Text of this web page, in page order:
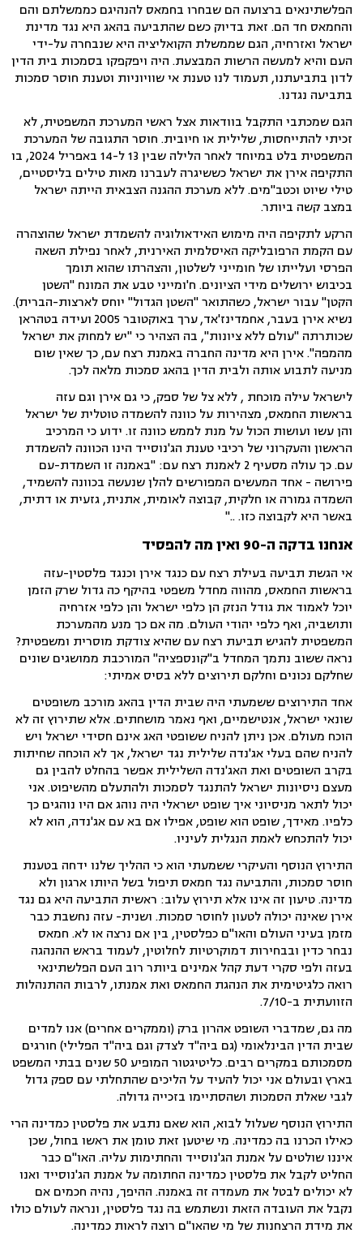
הפלשתינאים ברצועה הם שבחרו בחמאס להנהיגם כממשלתם והם
והחמאס חד הם. זאת בדיוק כשם שהתביעה בהאג היא נגד מדינת
ישראל ואזרחיה, הגם שממשלת הקואליציה היא שנבחרה על-ידי
העם והיא למעשה הרשות המבצעת. היה ויפקפקו בסמכות בית הדין
לדון בתביעתנו, תעמוד לנו טענת אי שוויוניות וטענת חוסר סמכות
בתביעה נגדנו.
הגם שמכתבי התקבל בוודאות אצל ראשי המערכת המשפטית, לא
זכיתי להתייחסות, שלילית או חיובית. חוסר התגובה של המערכת
המשפטית בלט במיוחד לאחר הלילה שבין 13 ל-14 באפריל 2024, בו
התקיפה אירן את ישראל כששיגרה לעברנו מאות טילים בליסטיים,
טילי שיוט וכטב"מים. ללא מערכת ההגנה הצבאית הייתה ישראל
במצב קשה ביותר.
הרקע לתקיפה היה מימוש האידאולוגיה להשמדת ישראל שהוצהרה
עם הקמת הרפובליקה האיסלמית האירנית, לאחר נפילת השאה
הפרסי ועלייתו של חומייני לשלטון, והצהרתו שהוא תומך
בכיבוש ירושלים מידי הציונים. ח'ומייני טבע את המונח "השטן
הקטן" עבור ישראל, כשהתואר "השטן הגדול" יוחס לארצות-הברית).
נשיא אירן בעבר, אחמדינז'אד,ערך באוקטובר 2005
ועידה בטהראן
שכותרתה "עולם ללא ציונות", בה הצהיר כי "יש למחוק את ישראל
מהמפה". אירן היא מדינה החברה באמנת רצח עם, כך שאין שום
מניעה לתבוע אותה ולבית הדין בהאג סמכות מלאה לכך.
לישראל עילה מוכחת , ללא צל של ספק, כי גם אירן וגם עזה
בראשות החמאס, מצהירות על כוונה להשמדה טוטלית של ישראל
והן עשו ועושות הכול על מנת לממש כוונה זו. ידוע כי המרכיב
הראשון והעקרוני של רכיבי טענת הג'נוסייד הינו הכוונה להשמדת
עם. כך עולה מסעיף 2 לאמנת רצח עם: "באמנה זו השמדת-עם
פירושה - אחד המעשים המפורשים להלן שנעשה בכוונה להשמיד,
השמדה גמורה או חלקית, קבוצה לאומית, אתנית, גזעית או דתית,
באשר היא לקבוצה כזו. .."
אנחנו בדקה ה-90 ואין מה להפסיד
אי הגשת תביעה בעילת רצח עם כנגד אירן וכנגד פלסטין-עזה
בראשות החמאס, מהווה מחדל משפטי בהיקף כה גדול שרק הזמן
יוכל לאמוד את גודל הנזק הן כלפי ישראל והן כלפי אזרחיה
ותושביה, ואף כלפי יהודי העולם. מה אם כך מנע מהמערכת
המשפטית להגיש תביעת רצח עם שהיא צודקת מוסרית ומשפטית?
נראה ששוב נתמך המחדל ב"קונספציה" המורכבת ממושגים שונים
שחלקם נכונים וחלקם תירוצים ללא בסיס אמיתי:
אחד התירוצים ששמעתי היה שבית הדין בהאג מורכב משופטים
שונאי ישראל, אנטישמיים, ואף נאמר מושחתים. אלא שתירוץ זה לא
הוכח מעולם. אכן ניתן להניח ששופטי האג אינם חסידי ישראל ויש
להניח שהם בעלי אג'נדה שלילית נגד ישראל, אך לא הוכחה שחיתות
בקרב השופטים ואת האג'נדה השלילית אפשר בהחלט להבין גם
מעצם ניסיונות ישראל להתנגד לסמכות ולהתעלם מהשיפוט. אני
יכול לתאר מניסיוני איך שופט ישראלי היה נוהג אם היו נוהגים כך
כלפיו. מאידך, שופט הוא שופט, אפילו אם בא עם אג'נדה, הוא לא
יכול להתכחש לאמת הנגלית לעיניו.
התירוץ הנוסף והעיקרי ששמעתי הוא כי ההליך שלנו ידחה בטענת
חוסר סמכות, והתביעה נגד חמאס תיפול בשל היותו ארגון ולא
מדינה. טיעון זה אינו אלא תירוץ עלוב: ראשית התביעה היא גם נגד
אירן שאינה יכולה לטעון לחוסר סמכות. ושנית- עזה נחשבת כבר
מזמן בעיני העולם והאו"ם כפלסטין, בין אם נרצה או לא. חמאס
נבחר כדין ובבחירות דמוקרטיות לחלוטין, לעמוד בראש ההנהגה
בעזה ולפי סקרי דעת קהל אמינים ביותר רוב העם הפלשתינאי
רואה כלגיטימית את הנהגת החמאס ואת אמנתו, לרבות ההתנהלות
הזוועתית ב-7/10.
מה גם, שמדברי השופט אהרון ברק (וממקרים אחרים) אנו למדים
שבית הדין הבינלאומי (גם ביה"ד לצדק וגם ביה"ד הפלילי) חורגים
מסמכותם במקרים רבים. כליטיגטור המופיע 50 שנים בבתי המשפט
בארץ ובעולם אני יכול להעיד על הליכים שהתחלתי עם ספק גדול
לגבי שאלת הסמכות ושהסתיימו בזכייה גדולה.
התירוץ הנוסף שעלול לבוא, הוא שאם נתבע את פלסטין כמדינה הרי
כאילו הכרנו בה כמדינה. מי שיטען זאת טומן את ראשו בחול, שכן
איננו שולטים על אמנת הג'נוסייד והחתימות עליה. האו"ם כבר
החליט לקבל את פלסטין כמדינה החתומה על אמנת הג'נוסייד ואנו
לא יכולים לבטל את מעמדה זה באמנה. ההיפך, נהיה חכמים אם
נקבל את העובדה הזאת ונשתמש בה נגד פלסטין, ונראה לעולם כולו
את מידת הרצחנות של מי שהאו"ם רוצה לראות כמדינה.